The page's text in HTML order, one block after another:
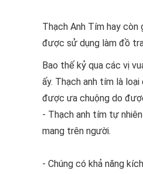
Thạch Anh Tím hay
được sử dụng làm đồ
Bao thế kỷ qua các vị
ấy. Thạch anh tím là
được ưa chuộng do
- Thạch anh tím tự
mang trên người.
- Chúng có khả năng